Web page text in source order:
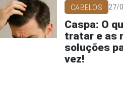
CABELOS 27/
Caspa: O
tratar e as
soluções
vez!